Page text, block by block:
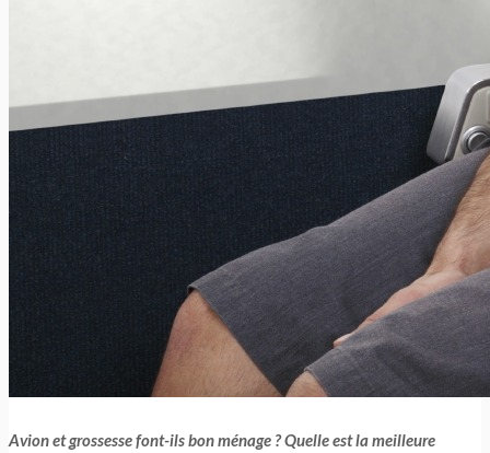
Avion et grossesse font-ils bon ménage ? Quelle est la meilleure